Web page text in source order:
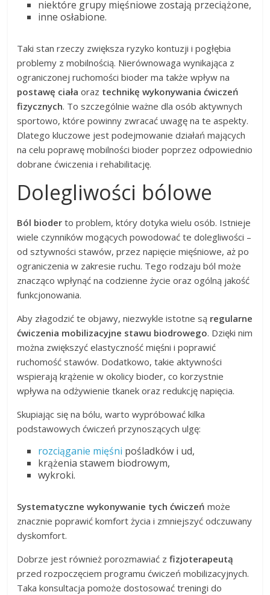
niektóre grupy mięśniowe zostają przeciążone,
inne osłabione.
Taki stan rzeczy zwiększa ryzyko kontuzji i pogłębia
problemy z mobilnością. Nierównowaga wynikająca z
ograniczonej ruchomości bioder ma także wpływ na
postawę ciała oraz technikę wykonywania ćwiczeń
fizycznych. To szczególnie ważne dla osób aktywnych
sportowo, które powinny zwracać uwagę na te aspekty.
Dlatego kluczowe jest podejmowanie działań mających
na celu poprawę mobilności bioder poprzez odpowiednio
dobrane ćwiczenia i rehabilitację.
Dolegliwości bólowe
Ból bioder to problem, który dotyka wielu osób. Istnieje
wiele czynników mogących powodować te dolegliwości –
od sztywności stawów, przez napięcie mięśniowe, aż po
ograniczenia w zakresie ruchu. Tego rodzaju ból może
znacząco wpłynąć na codzienne życie oraz ogólną jakość
funkcjonowania.
Aby złagodzić te objawy, niezwykle istotne są regularne
ćwiczenia mobilizacyjne stawu biodrowego. Dzięki nim
można zwiększyć elastyczność mięśni i poprawić
ruchomość stawów. Dodatkowo, takie aktywności
wspierają krążenie w okolicy bioder, co korzystnie
wpływa na odżywienie tkanek oraz redukcję napięcia.
Skupiając się na bólu, warto wypróbować kilka
podstawowych ćwiczeń przynoszących ulgę:
rozciąganie mięśni pośladków i ud,
krążenia stawem biodrowym,
wykroki.
Systematyczne wykonywanie tych ćwiczeń może
znacznie poprawić komfort życia i zmniejszyć odczuwany
dyskomfort.
Dobrze jest również porozmawiać zfizjoterapeutą
przed rozpoczęciem programu ćwiczeń mobilizacyjnych.
Taka konsultacja pomoże dostosować treningi do